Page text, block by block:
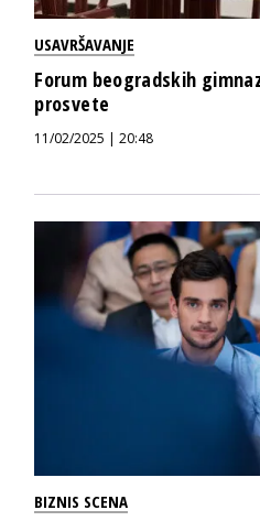
USAVRŠAVANJE
Forum beogradskih
prosvete
11/02/2025 | 20:48
BIZNIS SCENA